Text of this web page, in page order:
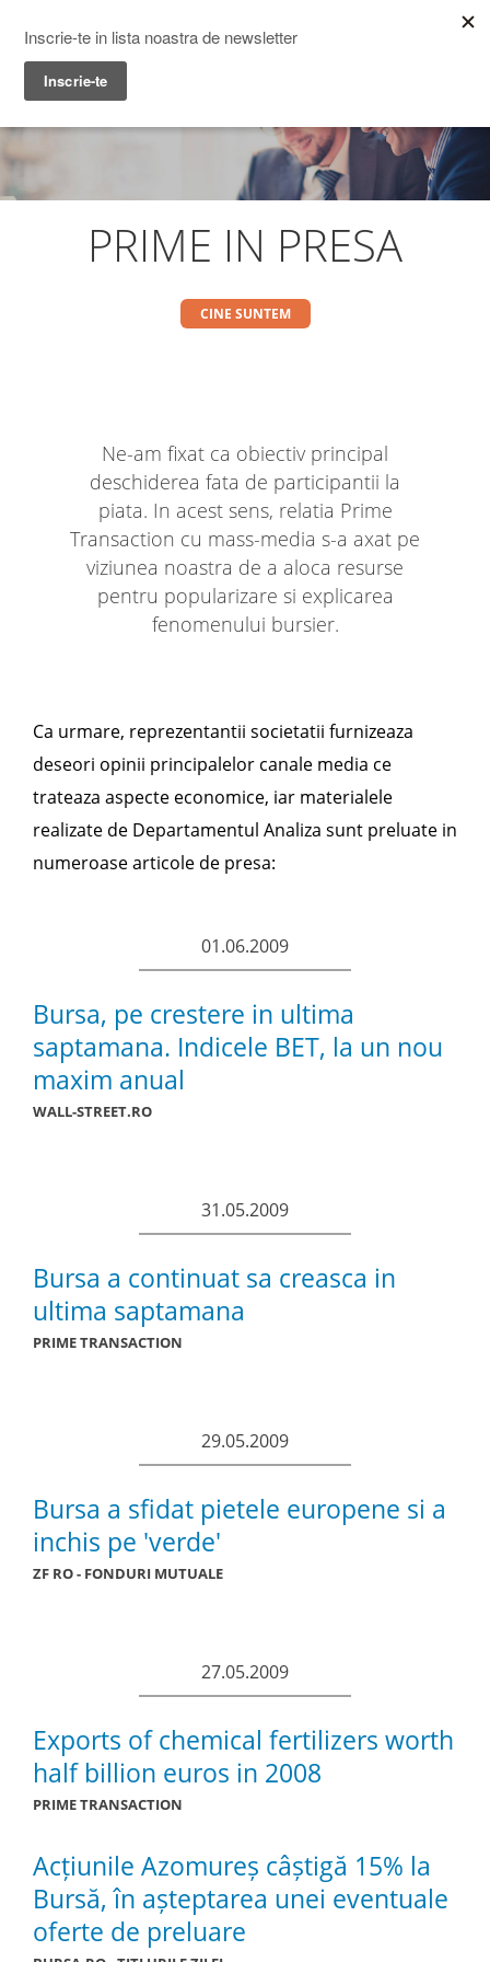
Menu
Prime Transaction
PRIME IN PRESA
CINE SUNTEM
Ne-am fixat ca obiectiv principal
deschiderea fata de participantii la
piata. In acest sens, relatia Prime
Transaction cu mass-media s-a axat pe
viziunea noastra de a aloca resurse
pentru popularizare si explicarea
fenomenului bursier.
Ca urmare, reprezentantii societatii furnizeaza
deseori opinii principalelor canale media ce
trateaza aspecte economice, iar materialele
realizate de Departamentul Analiza sunt preluate in
numeroase articole de presa:
01.06.2009
Bursa, pe crestere in ultima
saptamana. Indicele BET, la un nou
maxim anual
WALL-STREET.RO
31.05.2009
Bursa a continuat sa creasca in
ultima saptamana
PRIME TRANSACTION
29.05.2009
Bursa a sfidat pietele europene si a
inchis pe 'verde'
ZF RO - FONDURI MUTUALE
27.05.2009
Exports of chemical fertilizers worth
half billion euros in 2008
PRIME TRANSACTION
Acțiunile Azomureș câștigă 15% la
Bursă, în așteptarea unei eventuale
oferte de preluare